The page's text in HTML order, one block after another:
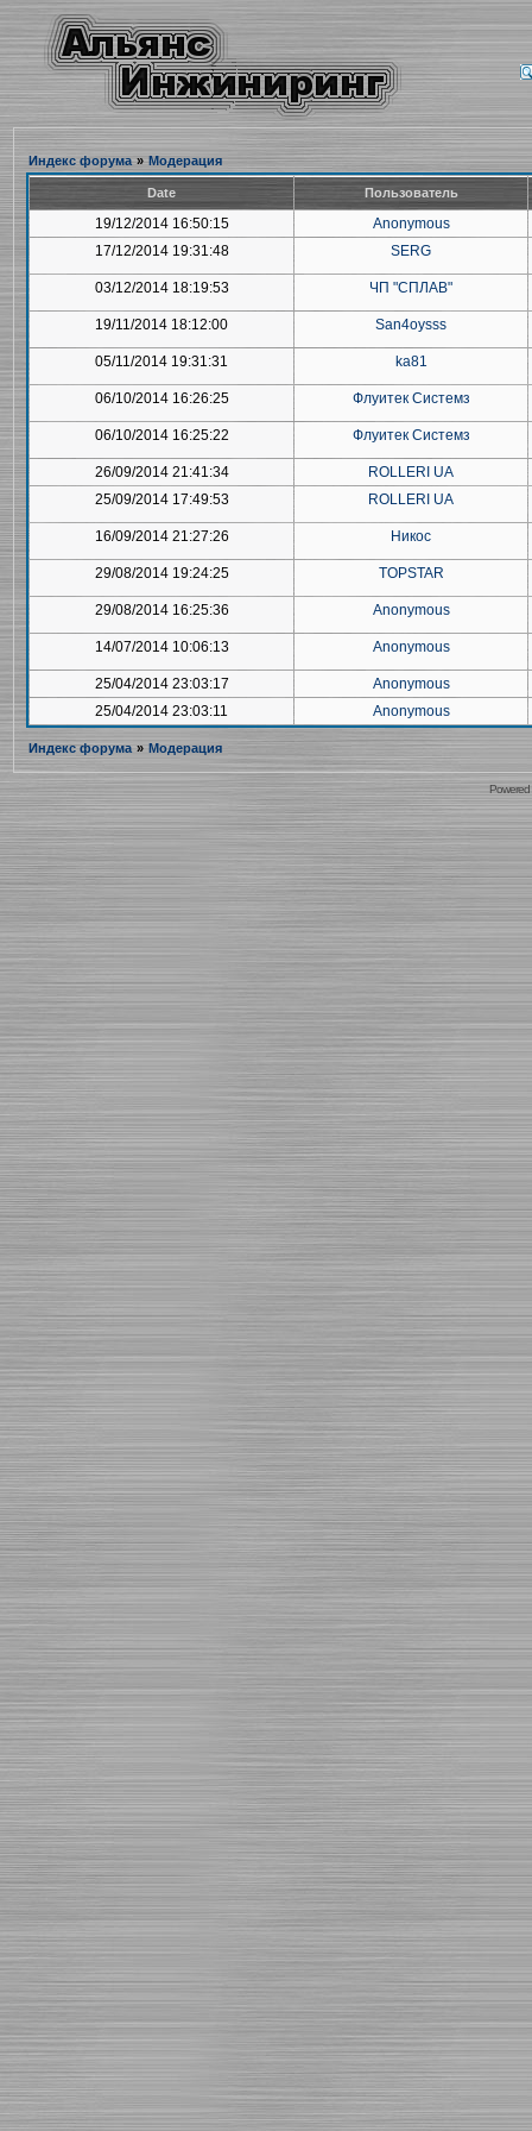
Индекс форума » Модерация
Date Пользователь
19/12/2014 16:50:15
Anonymous
17/12/2014 19:31:48
SERG
03/12/2014 18:19:53 ЧП "СПЛАВ"
19/11/2014 18:12:00 San4oysss
05/11/2014 19:31:31 ka81
06/10/2014 16:26:25 Флуитек Системз
06/10/2014 16:25:22 Флуитек Системз
26/09/2014 21:41:34
ROLLERI UA
25/09/2014 17:49:53
ROLLERI UA
16/09/2014 21:27:26 Никос
29/08/2014 19:24:25 TOPSTAR
29/08/2014 16:25:36 Anonymous
14/07/2014 10:06:13 Anonymous
25/04/2014 23:03:17
Anonymous
25/04/2014 23:03:11
Anonymous
Индекс форума » Модерация